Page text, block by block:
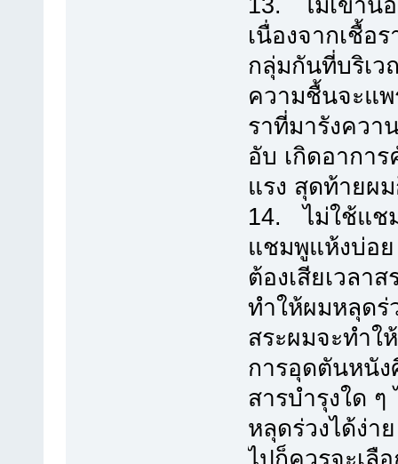
13. ไม่เข้าน
เนื่องจากเชื้อ
กลุ่มกันที่บริเ
ความชื้นจะแพ
ราที่มารังควา
อับ เกิดอากา
แรง สุดท้ายผ
14. ไม่ใช้แช
แชมพูแห้งบ่อย
ต้องเสียเวลา
ทำให้ผมหลุดร่
สระผมจะทำใ
การอุดตันหนัง
สารบำรุงใด ๆ
หลุดร่วงได้ง่า